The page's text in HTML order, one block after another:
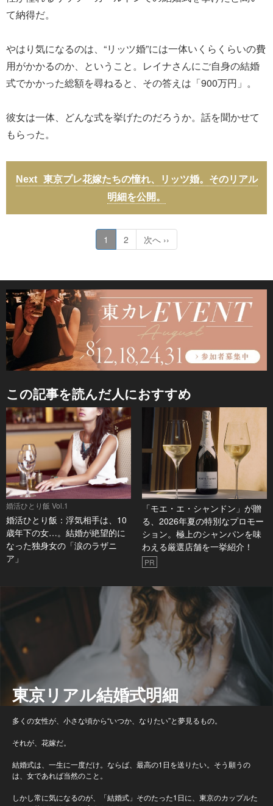
て納得だ。
やはり気になるのは、“リッツ婚”には一体いくらくらいの費
用がかかるのか、ということ。レイナさんにご自身の結婚
式でかかった総額を尋ねると、その答えは「900万円」。
彼女は一体、どんな式を挙げたのだろうか。話を聞かせて
もらった。
東京プレ花嫁たちの憧れ、リッツ婚。そのリアル
明細を公開。
1 2 次へ ››
この記事を読んだ人におすすめ
婚活ひとり飯 Vol.1
婚活ひとり飯：浮気相手は、10
歳年下の女…。結婚が絶望的に
なった独身女の「涙のラザニ
ア」
「モエ・エ・シャンドン」が贈
る、2026年夏の特別なプロモー
ション。極上のシャンパンを味
わえる厳選店舗を一挙紹介！
PR
東京リアル結婚式明細
多くの女性が、小さな頃から“いつか、なりたい”と夢見るもの。
それが、花嫁だ。
結婚式は、一生に一度だけ。ならば、最高の1日を送りたい。そう願うの
は、女であれば当然のこと。
しかし常に気になるのが、「結婚式」そのたった1日に、東京のカップルた